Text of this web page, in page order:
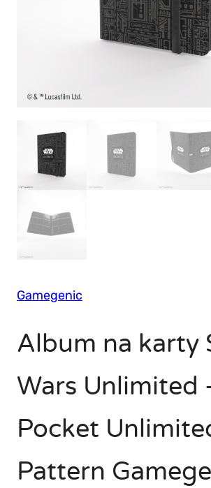
Gamegenic
Album na karty
Wars Unlimited
Pocket
Pattern